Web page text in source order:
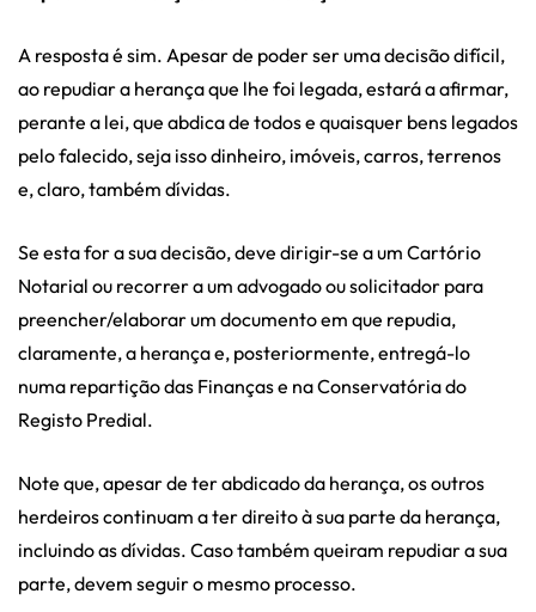
A resposta é sim. Apesar de poder ser uma decisão difícil,
ao repudiar a herança que lhe foi legada, estará a afirmar,
perante a lei, que abdica de todos e quaisquer bens legados
pelo falecido, seja isso dinheiro, imóveis, carros, terrenos
e, claro, também dívidas.
Se esta for a sua decisão, deve dirigir-se a um Cartório
Notarial ou recorrer a um advogado ou solicitador para
preencher/elaborar um documento em que repudia,
claramente, a herança e, posteriormente, entregá-lo
numa repartição das Finanças e na Conservatória do
Registo Predial.
Note que, apesar de ter abdicado da herança, os outros
herdeiros continuam a ter direito à sua parte da herança,
incluindo as dívidas. Caso também queiram repudiar a sua
parte, devem seguir o mesmo processo.